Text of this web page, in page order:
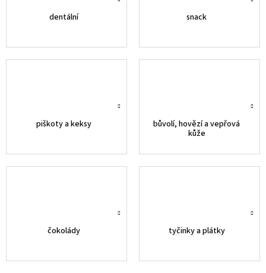
dentální snack
piškoty a keksy
bůvolí, hovězí a vepřová
kůže
čokolády tyčinky a plátky